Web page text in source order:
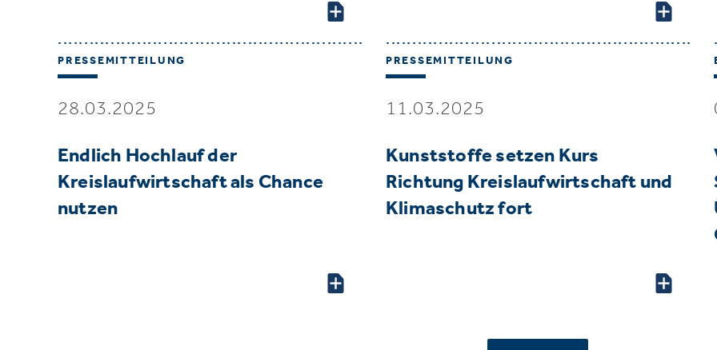
PRESSEMITTEILUNG
28.03.2025
Endlich Hochlauf der
Kreislaufwirtschaft als Chance
nutzen
PRESSEMITTEILUNG
11.03.2025
Kunststoffe setzen Kurs
Richtung Kreislaufwirtschaft und
Klimaschutz fort